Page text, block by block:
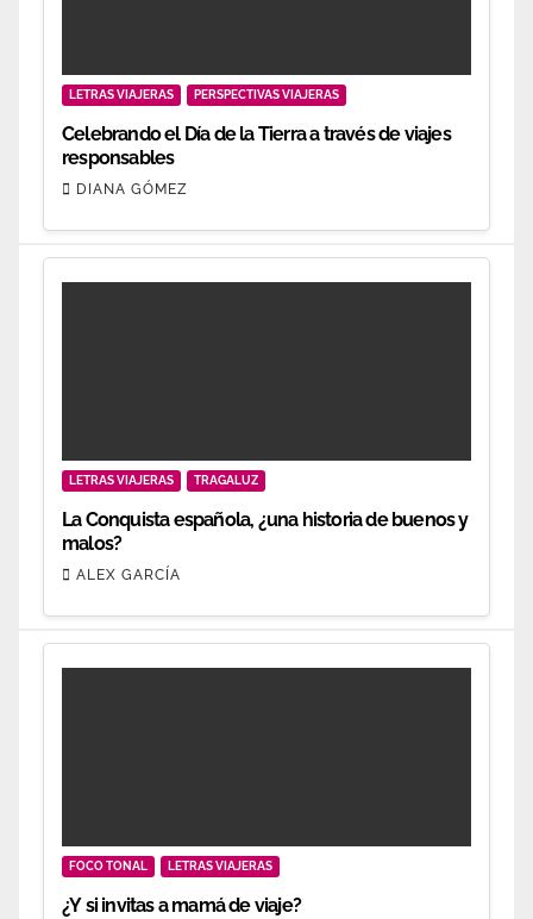
LETRAS VIAJERAS PERSPECTIVAS VIAJERAS
Celebrando el Día de la Tierra a través de viajes
responsables
DIANA GÓMEZ
LETRAS VIAJERAS TRAGALUZ
La Conquista española, ¿una historia de buenos y
malos?
ALEX GARCÍA
FOCO TONAL LETRAS VIAJERAS
¿Y si invitas a mamá de viaje?